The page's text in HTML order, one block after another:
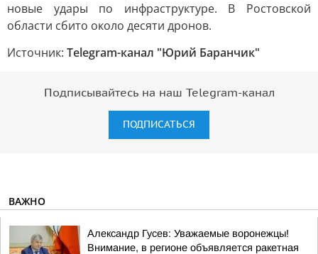
новые удары по инфраструктуре. В Ростовской
области сбито около десяти дронов.
Источник: Telegram-канал "Юрий Баранчик"
Подписывайтесь на наш Telegram-канал
ПОДПИСАТЬСЯ
ВАЖНО
Александр Гусев: Уважаемые воронежцы!
Внимание, в регионе объявляется ракетная